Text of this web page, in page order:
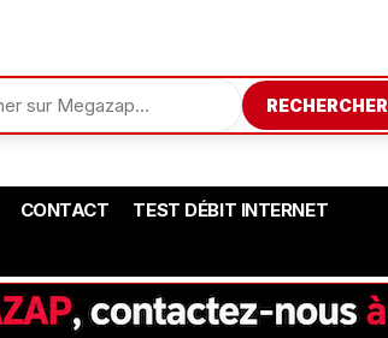
RECHERCHER
CONTACT TEST DÉBIT INTERNET